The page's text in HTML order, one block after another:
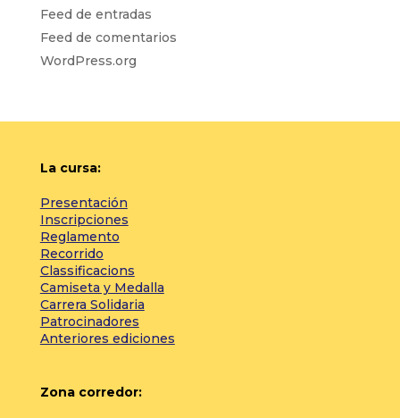
Feed de entradas
Feed de comentarios
WordPress.org
La cursa:
Presentación
Inscripciones
Reglamento
Recorrido
Classificacions
Camiseta y Medalla
Carrera Solidaria
Patrocinadores
Anteriores ediciones
Zona corredor: